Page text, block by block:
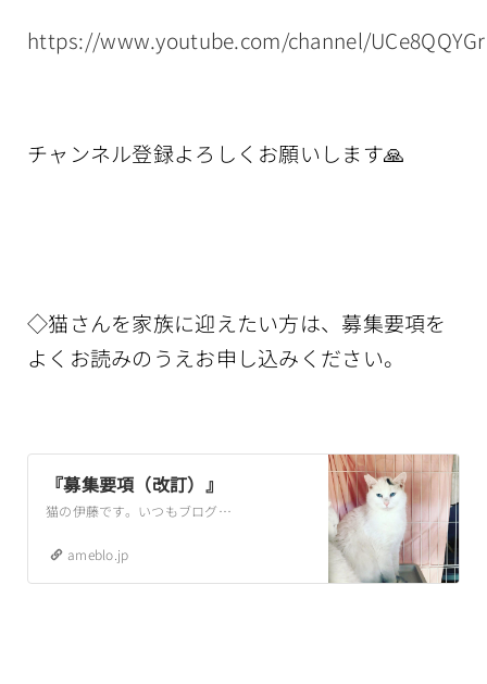
https://www.youtube.com/channel/
チャンネル登録よろしくお願いします🙏
◇猫さんを家族に迎えたい方は、募集要項を
よくお読みのうえお申し込みください。
『募集要項（改訂）』
猫の伊藤です。いつもブログを読んでくださり、ありがとうございます。砂やフード、そして譲渡会用のケージなどもたくさんお送りいただきました。いつもご支援、ご協力あ…
ameblo.jp